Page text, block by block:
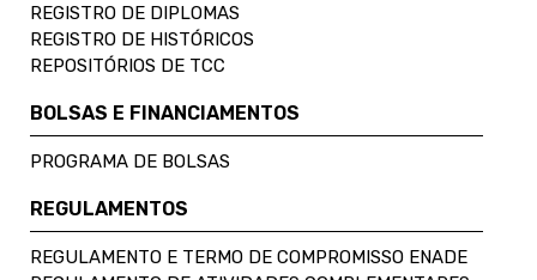
REGISTRO DE DIPLOMAS
REGISTRO DE HISTÓRICOS
REPOSITÓRIOS DE TCC
BOLSAS E FINANCIAMENTOS
PROGRAMA DE BOLSAS
REGULAMENTOS
REGULAMENTO E TERMO DE COMPROMISSO ENADE